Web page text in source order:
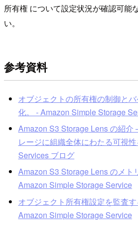
所有権 について設定状況が確認可能
い。
参考資料
オブジェクトの所有権の制御と
化。 - Amazon Simple Storage
Amazon S3 Storage Lens の紹介
レージに組織全体にわたる可視
Services ブログ
Amazon S3 Storage Lens のメト
Amazon Simple Storage Service
オブジェクト所有権設定を監査
Amazon Simple Storage Service